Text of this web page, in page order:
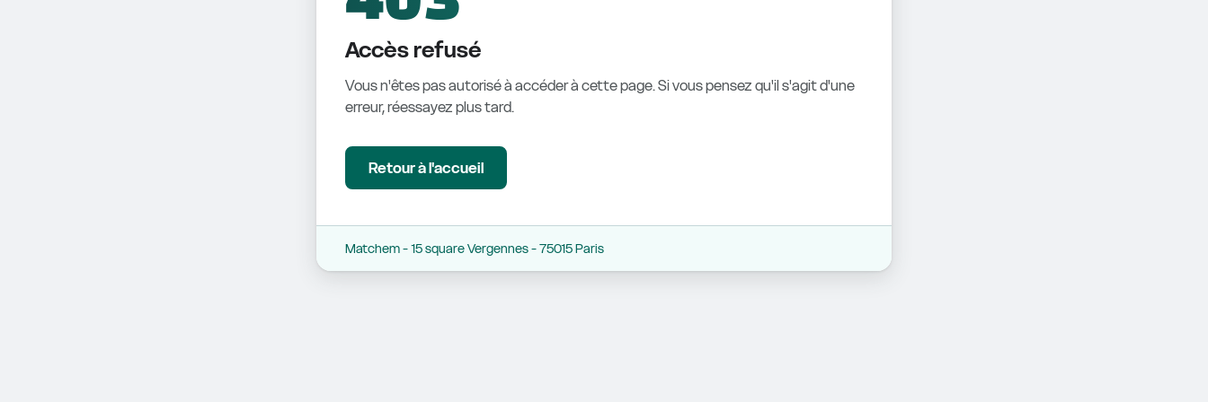
Accès refusé
Vous n'êtes pas autorisé à accéder à cette page. Si vous pensez qu'il s'agit d'une
erreur, réessayez plus tard.
Retour à l'accueil
Matchem - 15 square Vergennes - 75015 Paris